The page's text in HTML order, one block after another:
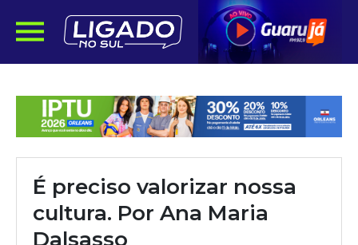
É preciso valorizar nossa
cultura. Por Ana Maria
Dalsasso